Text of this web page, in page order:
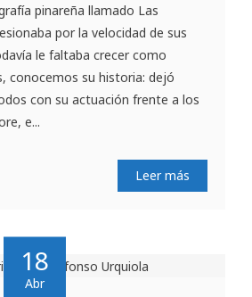
pinareña llamado Las
por la velocidad de sus
le faltaba crecer como
conocemos su historia: dejó
con su actuación frente a los
e...
Leer más
18
Abr